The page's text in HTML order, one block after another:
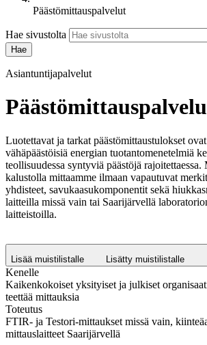
Päästömittauspalvelut
Hae sivustolta
Asiantuntijapalvelut
Luotettavat ja tarkat päästömittaustulokset
vähäpäästöisiä energian tuotantomenetelmiä
teollisuudessa syntyviä päästöjä rajoitettaessa.
kalustolla mittaamme ilmaan vapautuvat
yhdisteet, savukaasukomponentit sekä
laitteilla missä vain tai Saarijärvellä
laitteistoilla.
Lisää muistilistalle Lisätty muistilistalle
Kenelle
Kaikenkokoiset yksityiset ja julkiset
teettää mittauksia
Toteutus
FTIR- ja Testori-mittaukset missä vain,
mittauslaitteet Saarijärvellä